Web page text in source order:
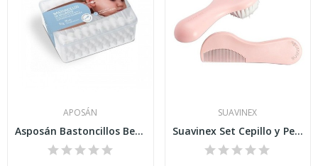
APOSÁN
Asposán Bastoncillos Bebé Seguridad 50uds
SUAVINEX
Suavinex Set Cepillo y Peine Rosa